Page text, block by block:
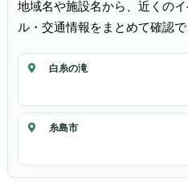
地域名や施設名から、近くの
ル・交通情報をまとめて確認で
白糸の滝
糸島市